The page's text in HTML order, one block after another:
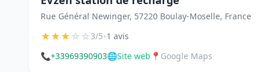
Rue Général Newinger, 57220 Boulay-Moselle, France
★★★☆☆3/5•1 avis
📞+33969390903🌐Site web 📍 Google Maps